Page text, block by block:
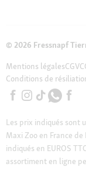
© 2026 Fressnapf
Mentions légalesCGV
Conditions de
Les prix indiqués sont
Maxi Zoo en France
indiqués en EUROS
assortiment en ligne